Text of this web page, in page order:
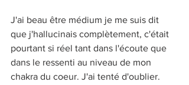
J'ai beau être médium je me suis dit
que j'hallucinais complètement, c'était
pourtant si réel tant dans l'écoute que
dans le ressenti au niveau de mon
chakra du coeur. J'ai tenté d'oublier.